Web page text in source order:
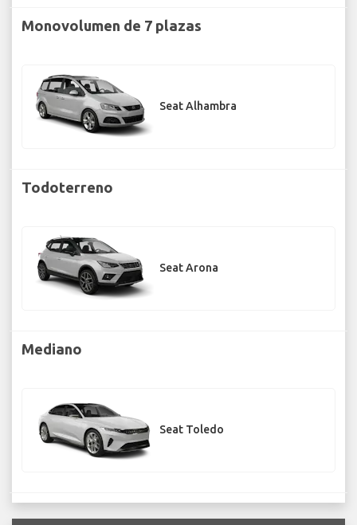
Monovolumen de 7 plazas
Seat Alhambra
Todoterreno
Seat Arona
Mediano
Seat Toledo